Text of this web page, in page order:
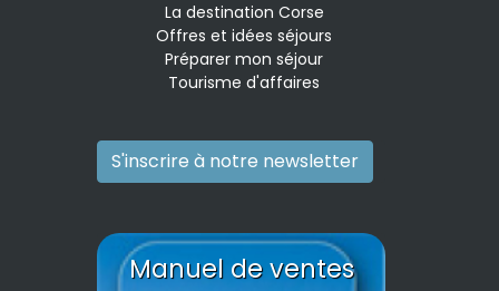
La destination Corse
Offres et idées séjours
Préparer mon séjour
Tourisme d'affaires
S'inscrire à notre newsletter
Manuel de ventes